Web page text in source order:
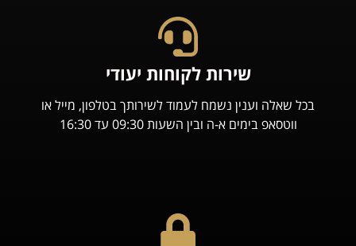
שירות לקוחות יעודי
בכל שאלה וענין נשמח לעמוד לשירותך בטלפון, מייל או
ווטסאפ בימים א-ה ובין השעות 09:30 עד 16:30